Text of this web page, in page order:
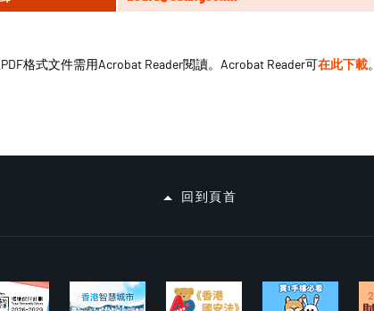
格式文件需用Acrobat Reader閱讀。Acrobat Reader可在此下載。
回到頁首